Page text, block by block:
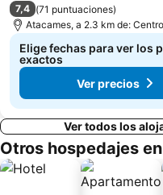
7,4 (71 puntuaciones)
Atacames, a 2.3 km de:
Elige fechas para ver los
exactos
Ver precios
Ver todos los
Otros hospedajes